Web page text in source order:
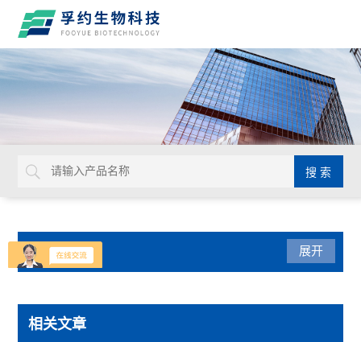
产品分类
默克密理博Millicell-IQ纯水净化系统
展开
相关文章